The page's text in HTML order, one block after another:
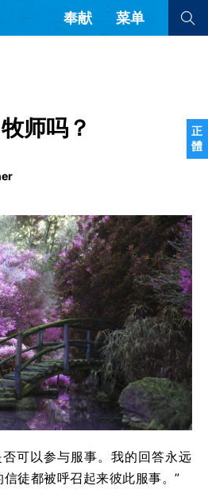
正
體
奉献 菜单
解经式讲道与神学
成员制与教会纪律
查看全部
查看全部
中文
英语
牙语
俄语
语
波斯语
尼亚语
波兰语
利语
德语
其语
阿拉伯语
维亚语 柬埔寨语
师吗？
可以参与服事。我的回答永远
徒都被呼召起来彼此服事。”